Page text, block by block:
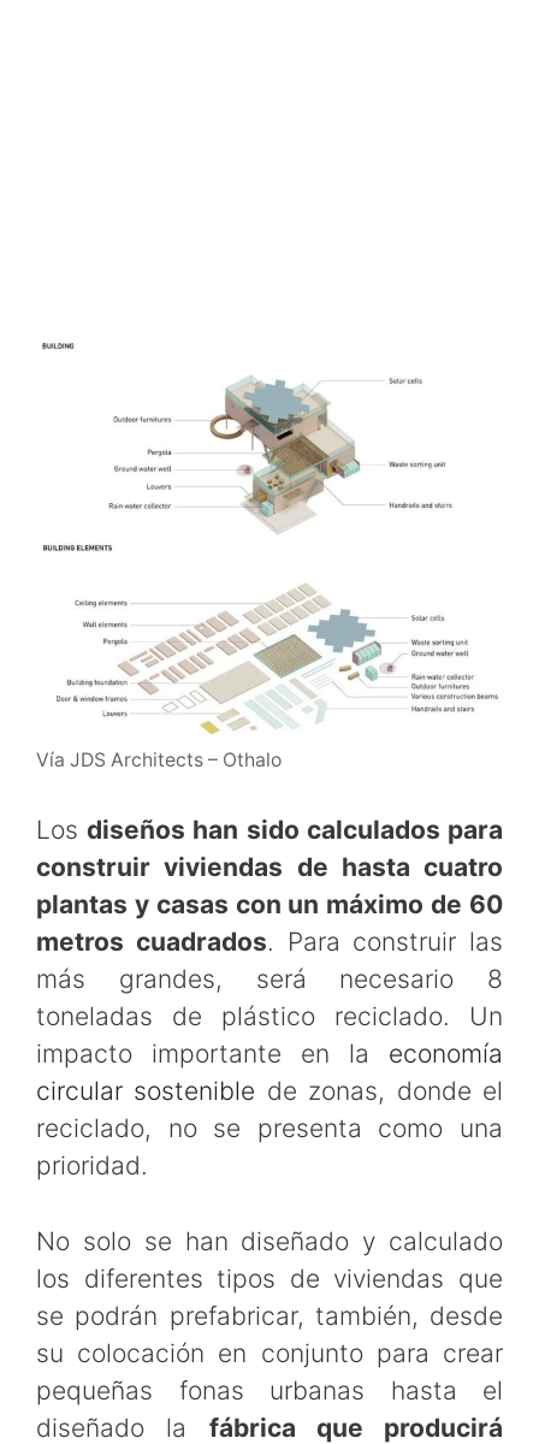
Vía JDS Architects – Othalo
Losdiseños han sido calculados para
construir viviendas de hasta cuatro
plantas y casas con un máximo de 60
metros cuadrados. Para construir las
más grandes, será necesario 8
toneladas de plástico reciclado. Un
impacto importante en la economía
circular sostenible de zonas, donde el
reciclado, no se presenta como una
prioridad.
No solo se han diseñado y calculado
los diferentes tipos de viviendas que
se podrán prefabricar, también, desde
su colocación en conjunto para crear
pequeñas fonas urbanas hasta el
diseñado la fábrica que producirá